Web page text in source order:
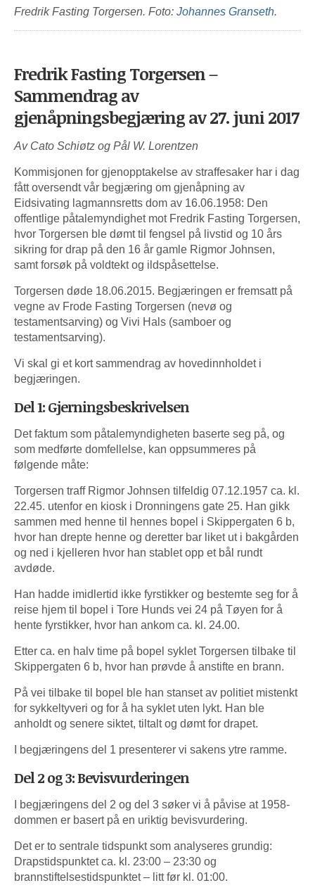
Fredrik Fasting Torgersen. Foto: Johannes Granseth.
Fredrik Fasting Torgersen –
Sammendrag av
gjenåpningsbegjæring av 27. juni 2017
Av Cato Schiøtz og Pål W. Lorentzen
Kommisjonen for gjenopptakelse av straffesaker har i dag
fått oversendt vår begjæring om gjenåpning av
Eidsivating lagmannsretts dom av 16.06.1958: Den
offentlige påtalemyndighet mot Fredrik Fasting Torgersen,
hvor Torgersen ble dømt til fengsel på livstid og 10 års
sikring for drap på den 16 år gamle Rigmor Johnsen,
samt forsøk på voldtekt og ildspåsettelse.
Torgersen døde 18.06.2015. Begjæringen er fremsatt på
vegne av Frode Fasting Torgersen (nevø og
testamentsarving) og Vivi Hals (samboer og
testamentsarving).
Vi skal gi et kort sammendrag av hovedinnholdet i
begjæringen.
Del 1: Gjerningsbeskrivelsen
Det faktum som påtalemyndigheten baserte seg på, og
som medførte domfellelse, kan oppsummeres på
følgende måte:
Torgersen traff Rigmor Johnsen tilfeldig 07.12.1957 ca. kl.
22.45. utenfor en kiosk i Dronningens gate 25. Han gikk
sammen med henne til hennes bopel i Skippergaten 6 b,
hvor han drepte henne og deretter bar liket ut i bakgården
og ned i kjelleren hvor han stablet opp et bål rundt
avdøde.
Han hadde imidlertid ikke fyrstikker og bestemte seg for å
reise hjem til bopel i Tore Hunds vei 24 på Tøyen for å
hente fyrstikker, hvor han ankom ca. kl. 24.00.
Etter ca. en halv time på bopel syklet Torgersen tilbake til
Skippergaten 6 b, hvor han prøvde å anstifte en brann.
På vei tilbake til bopel ble han stanset av politiet mistenkt
for sykkeltyveri og for å ha syklet uten lykt. Han ble
anholdt og senere siktet, tiltalt og dømt for drapet.
I begjæringens del 1 presenterer vi sakens ytre ramme.
Del 2 og 3: Bevisvurderingen
I begjæringens del 2 og del 3 søker vi å påvise at 1958-
dommen er basert på en uriktig bevisvurdering.
Det er to sentrale tidspunkt som analyseres grundig:
Drapstidspunktet ca. kl. 23:00 – 23:30 og
brannstiftelsestidspunktet – litt før kl. 01:00.